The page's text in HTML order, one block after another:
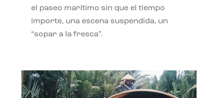
el paseo marítimo sin que el tiempo
importe, una escena suspendida, un
“sopar a la fresca”.